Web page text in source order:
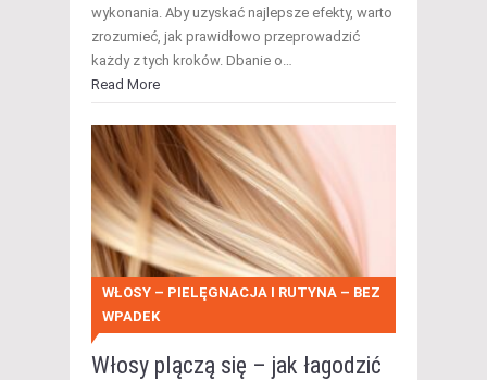
wykonania. Aby uzyskać najlepsze efekty, warto
zrozumieć, jak prawidłowo przeprowadzić
każdy z tych kroków. Dbanie o…
Read More
WŁOSY – PIELĘGNACJA I RUTYNA – BEZ
WPADEK
Włosy plączą się – jak łagodzić